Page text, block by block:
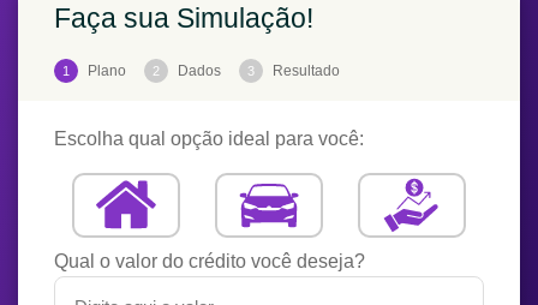
Faça sua Simulação!
1 Plano 2 Dados 3 Resultado
Escolha qual opção ideal para você:
Qual o valor do crédito você deseja?